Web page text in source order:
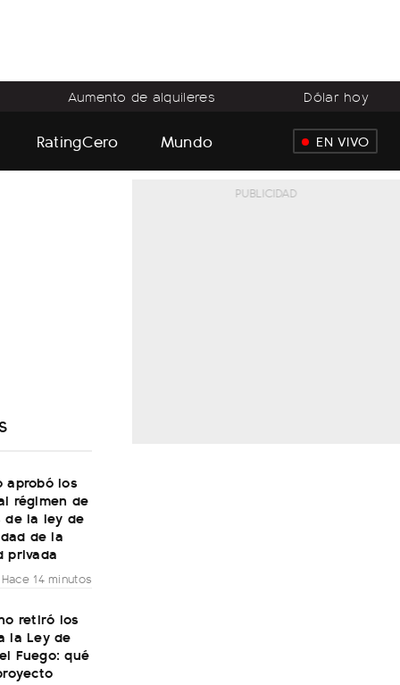
Aumento de alquileres Dólar hoy
RatingCero Mundo EN VIVO
aprobó los
régimen de
de la ley de
de la
privada
Hace 14 minutos
retiró los
la Ley de
Fuego: qué